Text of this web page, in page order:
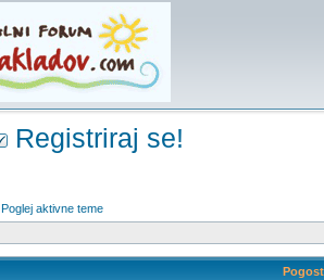
Registriraj se!
Poglej aktivne teme